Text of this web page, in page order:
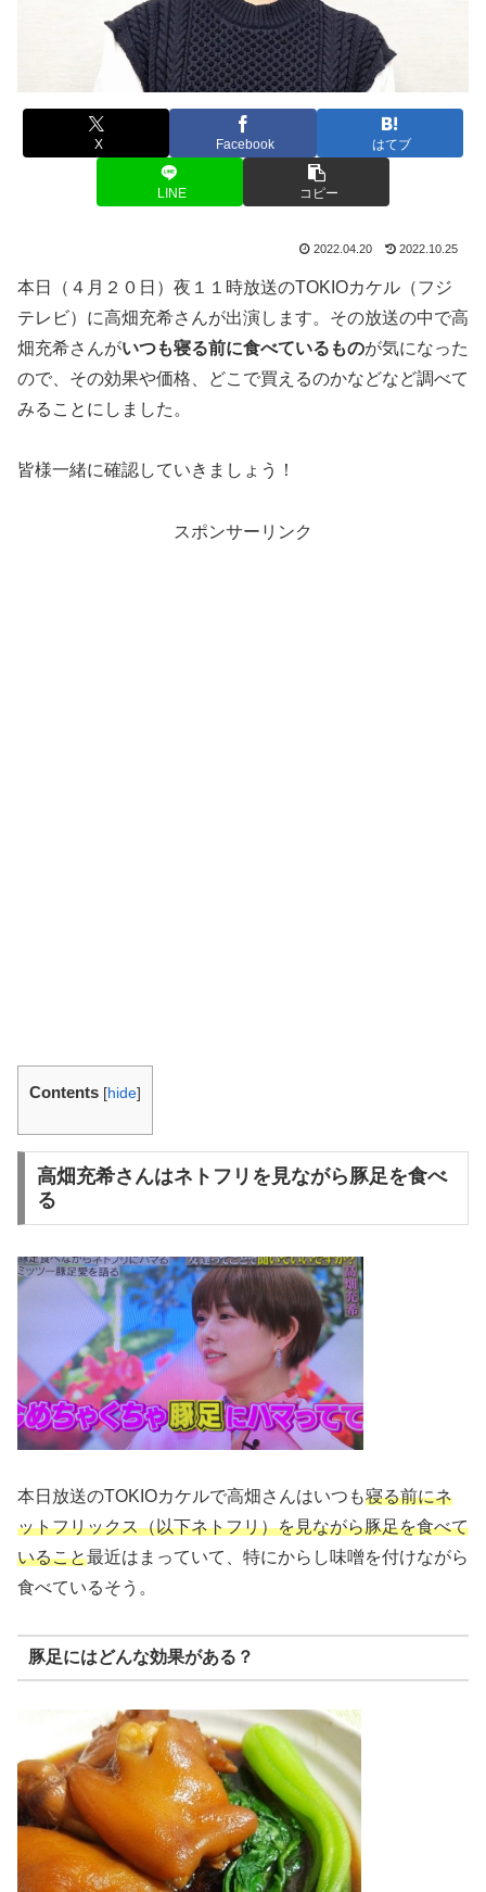
X Facebook はてブ
LINE コピー
2022.04.20 2022.10.25
本日（４月２０日）夜１１時放送のTOKIOカケル（フジ
テレビ）に高畑充希さんが出演します。その放送の中で高
畑充希さんがいつも寝る前に食べているものが気になった
ので、その効果や価格、どこで買えるのかなどなど調べて
みることにしました。
皆様一緒に確認していきましょう！
スポンサーリンク
Contents [hide]
高畑充希さんはネトフリを見ながら豚足を食べ
る
本日放送のTOKIOカケルで高畑さんはいつも寝る前にネ
ットフリックス（以下ネトフリ）を見ながら豚足を食べて
いること最近はまっていて、特にからし味噌を付けながら
食べているそう。
豚足にはどんな効果がある？